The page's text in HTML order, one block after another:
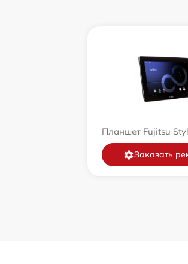
Планшет Fujitsu
Заказать